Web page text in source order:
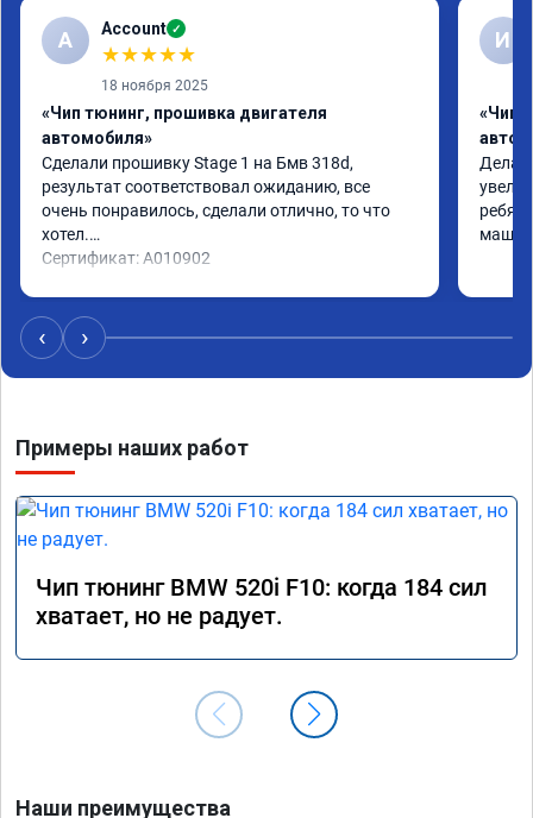
A Account ✓
★★★★★
18 ноября 2025
«Чип тюнинг, прошивка двигателя
автомобиля»
Сделали прошивку Stage 1 на Бмв 318d,
результат соответствовал ожиданию, все
очень понравилось, сделали отлично, то что
хотел.
Сертификат: A010902
И
«Чип
‹ ›
Примеры наших работ
Чип тюнинг BMW 520i F10: когда 184 сил
хватает, но не радует.
Наши преимущества